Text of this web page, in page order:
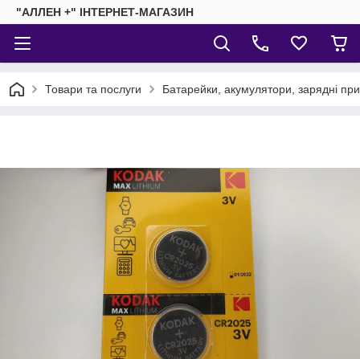
"АЛЛЕН +" ІНТЕРНЕТ-МАГАЗИН
Товари та послуги Батарейки, акумулятори, зарядні